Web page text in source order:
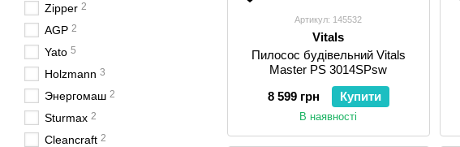
Артикул: 145532
Vitals
Пилосос будівельний Vitals
Master PS 3014SPsw
8 599 грн
Купити
В наявності
Zipper 2
AGP 2
Yato 5
Holzmann 3
Энергомаш 2
Sturmax 2
Cleancraft 2